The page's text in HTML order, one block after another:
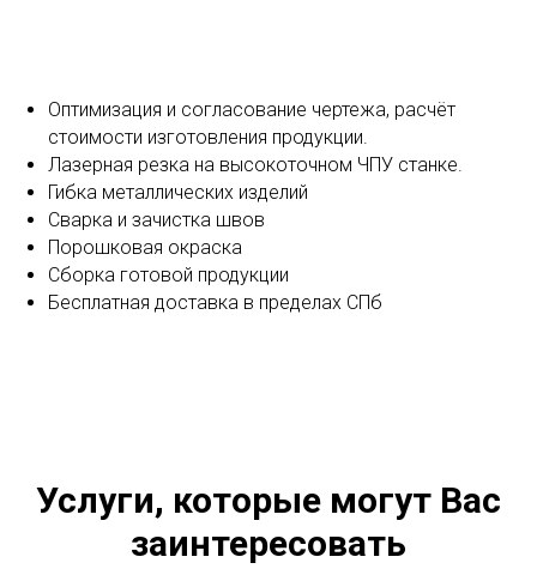
Оптимизация и согласование чертежа, расчёт
стоимости изготовления продукции.
Лазерная резка на высокоточном ЧПУ станке.
Гибка металлических изделий
Сварка и зачистка швов
Порошковая окраска
Сборка готовой продукции
Бесплатная доставка в пределах СПб
Услуги, которые могут Вас
заинтересовать